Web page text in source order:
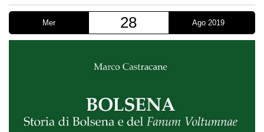
Mer 28 Ago 2019